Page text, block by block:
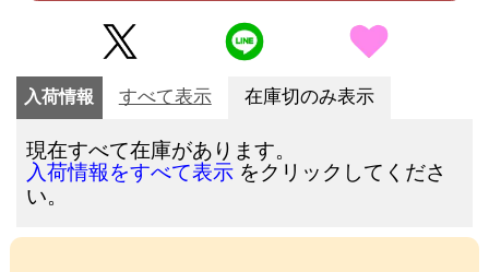
入荷情報 すべて表示 在庫切のみ表示
現在すべて在庫があります。
入荷情報をすべて表示 をクリックしてくださ
い。